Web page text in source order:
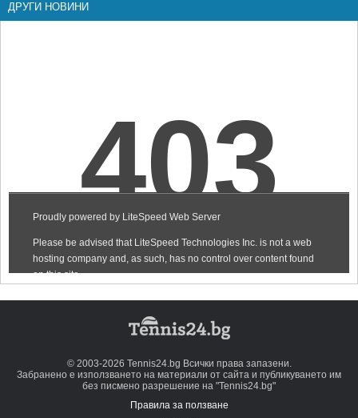
ДРУГИ НОВИНИ
© 2003-2026 Tennis24.bg Всички права запазени.
Забранено е използването на материали от сайта и публикуването им
без писмено разрешение на "Tennis24.bg"
Правила за ползване